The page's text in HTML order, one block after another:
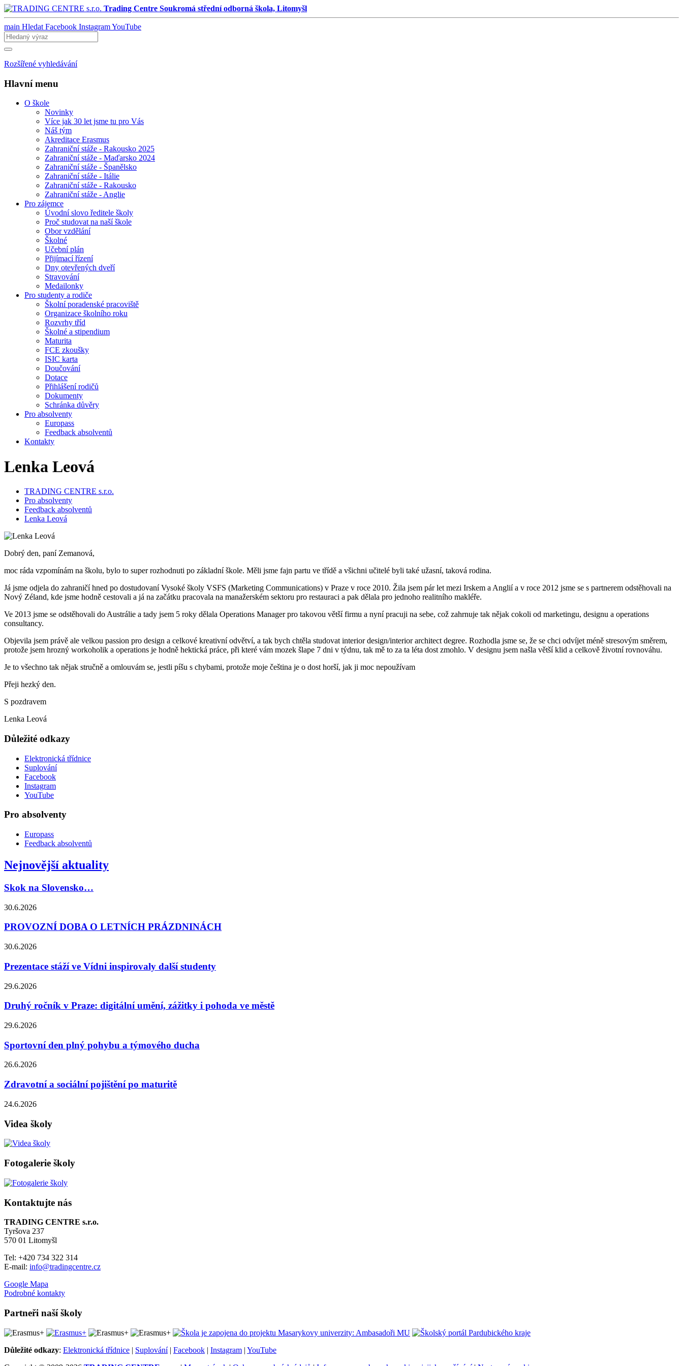
Trading Centre Soukromá střední odborná škola, Litomyšl
main Hledat Facebook InstagramYouTube
Rozšířené vyhledávání
Hlavní menu
O škole
Novinky
Více jak 30 let jsme tu pro Vás
Náš tým
Akreditace Erasmus
Zahraniční stáže - Rakousko 2025
Zahraniční stáže - Maďarsko 2024
Zahraniční stáže - Španělsko
Zahraniční stáže - Itálie
Zahraniční stáže - Rakousko
Zahraniční stáže - Anglie
Pro zájemce
Úvodní slovo ředitele školy
Proč studovat na naší škole
Obor vzdělání
Školné
Učební plán
Přijímací řízení
Dny otevřených dveří
Stravování
Medailonky
Pro studenty a rodiče
Školní poradenské pracoviště
Organizace školního roku
Rozvrhy tříd
Školné a stipendium
Maturita
FCE zkoušky
ISIC karta
Doučování
Dotace
Přihlášení rodičů
Dokumenty
Schránka důvěry
Pro absolventy
Europass
Feedback absolventů
Kontakty
Lenka Leová
TRADING CENTRE s.r.o.
Pro absolventy
Feedback absolventů
Lenka Leová
Dobrý den, paní Zemanová,
moc ráda vzpomínám na školu, bylo to super rozhodnuti po základní škole. Měli jsme fajn partu ve třídě a všichni učitelé byli také užasní, taková rodina.
Já jsme odjela do zahraničí hned po dostudovaní Vysoké školy VSFS (Marketing Communications) v Praze v roce 2010. Žila jsem pár let mezi Irskem a Anglií a v roce 2012 jsme se s partnerem odstěhovali na
Nový Zéland, kde jsme hodně cestovali a já na začátku pracovala na manažerském sektoru pro restauraci a pak dělala pro jednoho realitního makléře.
Ve 2013 jsme se odstěhovali do Austrálie a tady jsem 5 roky dělala Operations Manager pro takovou větší firmu a nyní pracuji na sebe, což zahrnuje tak nějak cokoli od marketingu, designu a operations
consultancy.
Objevila jsem právě ale velkou passion pro design a celkové kreativní odvětví, a tak bych chtěla studovat interior design/interior architect degree. Rozhodla jsme se, že se chci odvíjet méně stresovým směrem,
protože jsem hrozný workoholik a operations je hodně hektická práce, při které vám mozek šlape 7 dni v týdnu, tak mě to za ta léta dost zmohlo. V designu jsem našla větší klid a celkově životní rovnováhu.
Je to všechno tak nějak stručně a omlouvám se, jestli píšu s chybami, protože moje čeština je o dost horší, jak ji moc nepoužívam
Přeji hezký den.
S pozdravem
Lenka Leová
Důležité odkazy
Elektronická třídnice
Suplování
Facebook
Instagram
YouTube
Pro absolventy
Europass
Feedback absolventů
Nejnovější aktuality
Skok na Slovensko…
30.6.2026
PROVOZNÍ DOBA O LETNÍCH PRÁZDNINÁCH
30.6.2026
Prezentace stáží ve Vídni inspirovaly další studenty
29.6.2026
Druhý ročník v Praze: digitální umění, zážitky i pohoda ve městě
29.6.2026
Sportovní den plný pohybu a týmového ducha
26.6.2026
Zdravotní a sociální pojištění po maturitě
24.6.2026
Videa školy
Fotogalerie školy
Kontaktujte nás
TRADING CENTRE s.r.o.
Tyršova 237
570 01 Litomyšl
Tel: +420 734 322 314
E-mail: info@tradingcentre.cz
Google Mapa
Podrobné kontakty
Partneři naší školy
Důležité odkazy: Elektronická třídnice | Suplování | Facebook | Instagram | YouTube